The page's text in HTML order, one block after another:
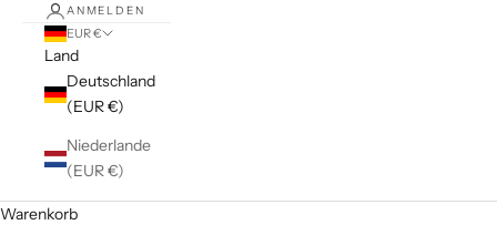
ANMELDEN
EUR €
Land
Deutschland
(EUR €)
Niederlande
(EUR €)
Warenkorb